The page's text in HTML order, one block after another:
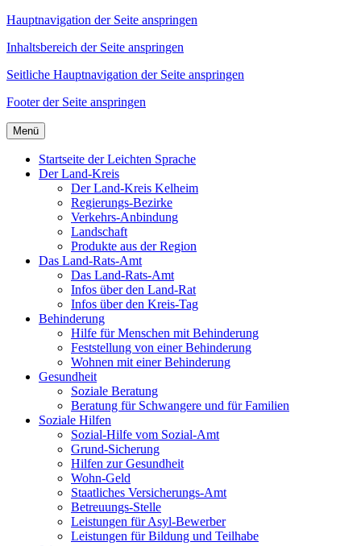
Hauptnavigation der Seite anspringen
Inhaltsbereich der Seite anspringen
Seitliche Hauptnavigation der Seite anspringen
Footer der Seite anspringen
Menü
Startseite der Leichten Sprache
Der Land-Kreis
Der Land-Kreis Kelheim
Regierungs-Bezirke
Verkehrs-Anbindung
Landschaft
Produkte aus der Region
Das Land-Rats-Amt
Das Land-Rats-Amt
Infos über den Land-Rat
Infos über den Kreis-Tag
Behinderung
Hilfe für Menschen mit Behinderung
Feststellung von einer Behinderung
Wohnen mit einer Behinderung
Gesundheit
Soziale Beratung
Beratung für Schwangere und für Familien
Soziale Hilfen
Sozial-Hilfe vom Sozial-Amt
Grund-Sicherung
Hilfen zur Gesundheit
Wohn-Geld
Staatliches Versicherungs-Amt
Betreuungs-Stelle
Leistungen für Asyl-Bewerber
Leistungen für Bildung und Teilhabe